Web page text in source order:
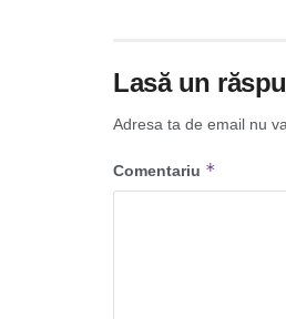
Lasă un
Adresa ta de email nu
Comentariu *